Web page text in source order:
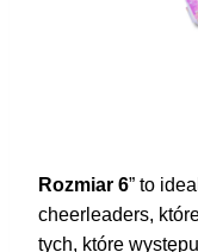
Rozmiar 6” to
cheerleaders,
tych, które